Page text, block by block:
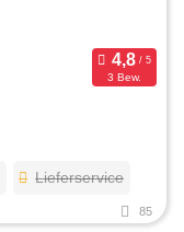
3 Bew.
Lieferservice
85